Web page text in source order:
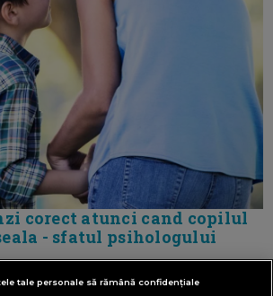
corect atunci cand copilul
- sfatul psihologului
tale personale să rămână confidențiale